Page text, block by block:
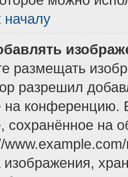
началу
размещать
разрешил
на конференцию.
сохранённое на
изображения,